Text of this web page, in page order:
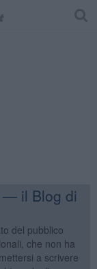
— il Blog di
del pubblico
che non ha
a scrivere